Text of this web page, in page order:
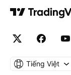
Tiếng Việt